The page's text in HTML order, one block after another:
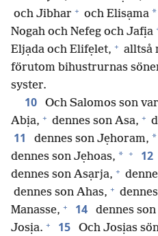
och Jibhar + och Elisạma *
Nogah och Nefeg och Jafịa
Eljạda och Elifẹlet, + alltså
förutom bihustrurnas
syster.
10 Och Salomos son
Abịa, + dennes son Asa, +
11 dennes son Jẹhoram, *
dennes son Jẹhoas, * + 12
dennes son Asạrja, +
dennes son Ahas, +
Manasse, + 14 dennes
Josịa. + 15 Och Josịas